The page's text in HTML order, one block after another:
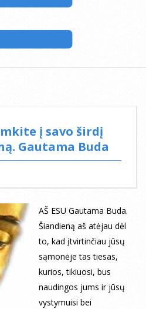
į savo širdį
Gautama Buda
AŠ ESU Gautama Buda.
Šiandieną aš atėjau dėl
to, kad įtvirtinčiau jūsų
sąmonėje tas tiesas,
kurios, tikiuosi, bus
naudingos jums ir jūsų
vystymuisi bei